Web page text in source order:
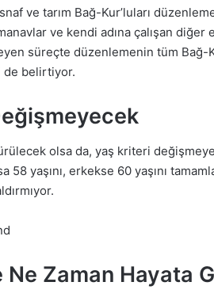
ve tarım Bağ-Kur’luları
ve kendi adına çalışan
süreçte düzenlemenin tüm Bağ-
belirtiyor.
olsa da, yaş kriteri
58 yaşını, erkekse 60 yaşını
Ne Zaman Hayata